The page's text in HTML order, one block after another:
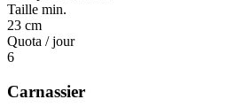
Taille min.
23 cm
Quota / jour
6
Carnassier